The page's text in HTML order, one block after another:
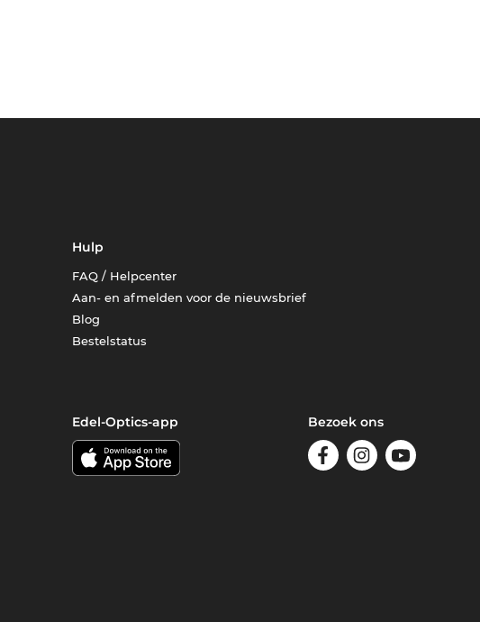
Hulp
FAQ / Helpcenter
Aan- en afmelden voor de nieuwsbrief
Blog
Bestelstatus
Edel-Optics-app Bezoek ons